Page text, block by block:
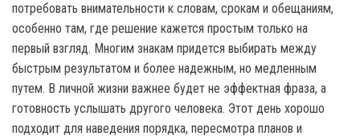
потребовать внимательности к словам, срокам и обещаниям,
особенно там, где решение кажется простым только на
первый взгляд. Многим знакам придется выбирать между
быстрым результатом и более надежным, но медленным
путем. В личной жизни важнее будет не эффектная фраза, а
готовность услышать другого человека. Этот день хорошо
подходит для наведения порядка, пересмотра планов и